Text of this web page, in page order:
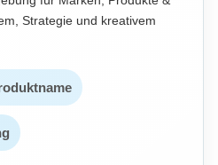
Strategie und kreativem